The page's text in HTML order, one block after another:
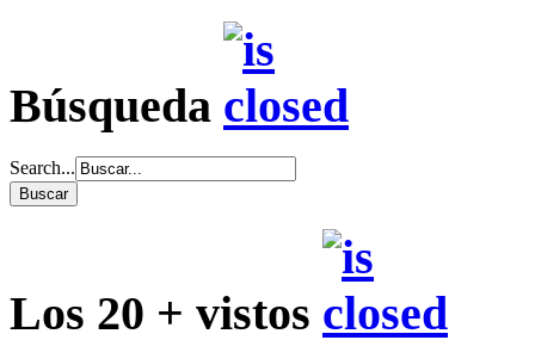
Búsqueda
Search...
Los 20 + vistos